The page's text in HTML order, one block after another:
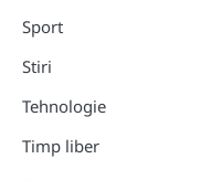
Sport
Stiri
Tehnologie
Timp liber